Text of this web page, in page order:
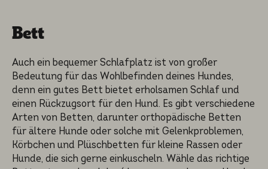
Bett
Auch ein bequemer Schlaf­platz ist von großer
Bedeutung für das Wohlbe­fin­den deines Hundes,
denn ein gutes Bett bietet erholsa­men Schlaf und
einen Rückzugs­ort für den Hund. Es gibt verschie­de­ne
Arten von Betten, darunter orthopä­di­sche Betten
für ältere Hunde oder solche mit Gelenk­pro­ble­men,
Körbchen und Plüsch­bet­ten für kleine Rassen oder
Hunde, die sich gerne einkuscheln. Wähle das richti­ge